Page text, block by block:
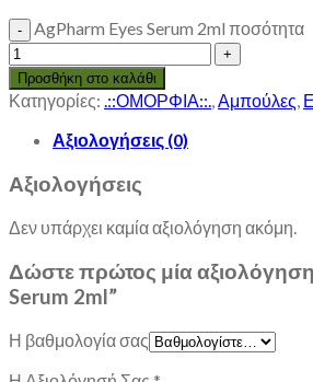
AgPharm Eyes Serum 2ml ποσότητα
Προσθήκη στο καλάθι
Κατηγορίες: .::ΟΜΟΡΦΙΑ::.,Αμπούλες,
Αξιολογήσεις (0)
Αξιολογήσεις
Δεν υπάρχει καμία αξιολόγηση ακόμη.
Δώστε πρώτος μία αξιολόγηση
Serum 2ml”
Η βαθμολογία σας